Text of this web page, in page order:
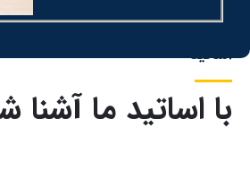
(500،000 تومان)
با اساتید ما آشنا
اساتید